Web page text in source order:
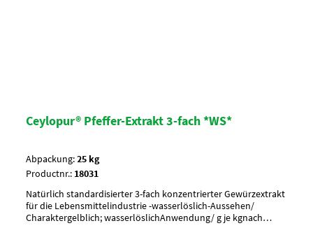
Ceylopur® Pfeffer-Extrakt 3-fach *WS*
Abpackung:25 kg
Productnr.: 18031
Natürlich standardisierter 3-fach konzentrierter Gewürzextrakt
für die Lebensmittelindustrie -wasserlöslich-Aussehen/
Charaktergelblich; wasserlöslichAnwendung/ g je kgnach